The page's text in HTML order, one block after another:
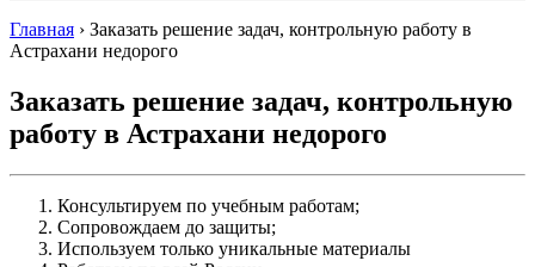
Главная › Заказать решение задач, контрольную работу в
Астрахани недорого
Заказать решение задач, контрольную
работу в Астрахани недорого
Консультируем по учебным работам;
Сопровождаем до защиты;
Используем только уникальные материалы